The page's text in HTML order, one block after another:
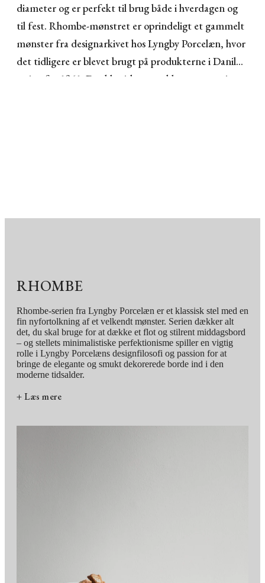
diameter og er perfekt til brug både i hverdagen og
til fest. Rhombe-mønstret er oprindeligt et gammelt
mønster fra designarkivet hos Lyngby Porcelæn, hvor
det tidligere er blevet brugt på produkterne i Danild-
serien fra 1961. Det klassiske og enkle mønster giver
egen. Rhombe skålen har 2 års brudgaranti.
RHOMBE
Rhombe-serien fra Lyngby Porcelæn er et klassisk stel med en
fin nyfortolkning af et velkendt mønster. Serien dækker alt
det, du skal bruge for at dække et flot og stilrent middagsbord
– og stellets minimalistiske perfektionisme spiller en vigtig
rolle i Lyngby Porcelæns designfilosofi og passion for at
bringe de elegante og smukt dekorerede borde ind i den
moderne tidsalder.
+ Læs mere